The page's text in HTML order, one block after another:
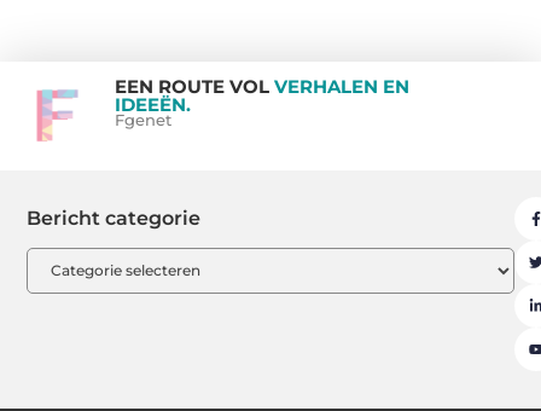
EEN ROUTE VOL VERHALEN EN
IDEEËN.
Fgenet
Bericht categorie